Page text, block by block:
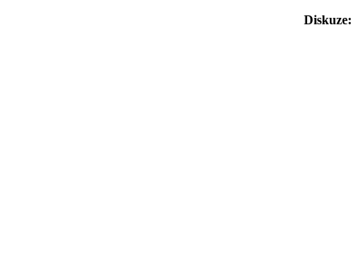
Diskuze: